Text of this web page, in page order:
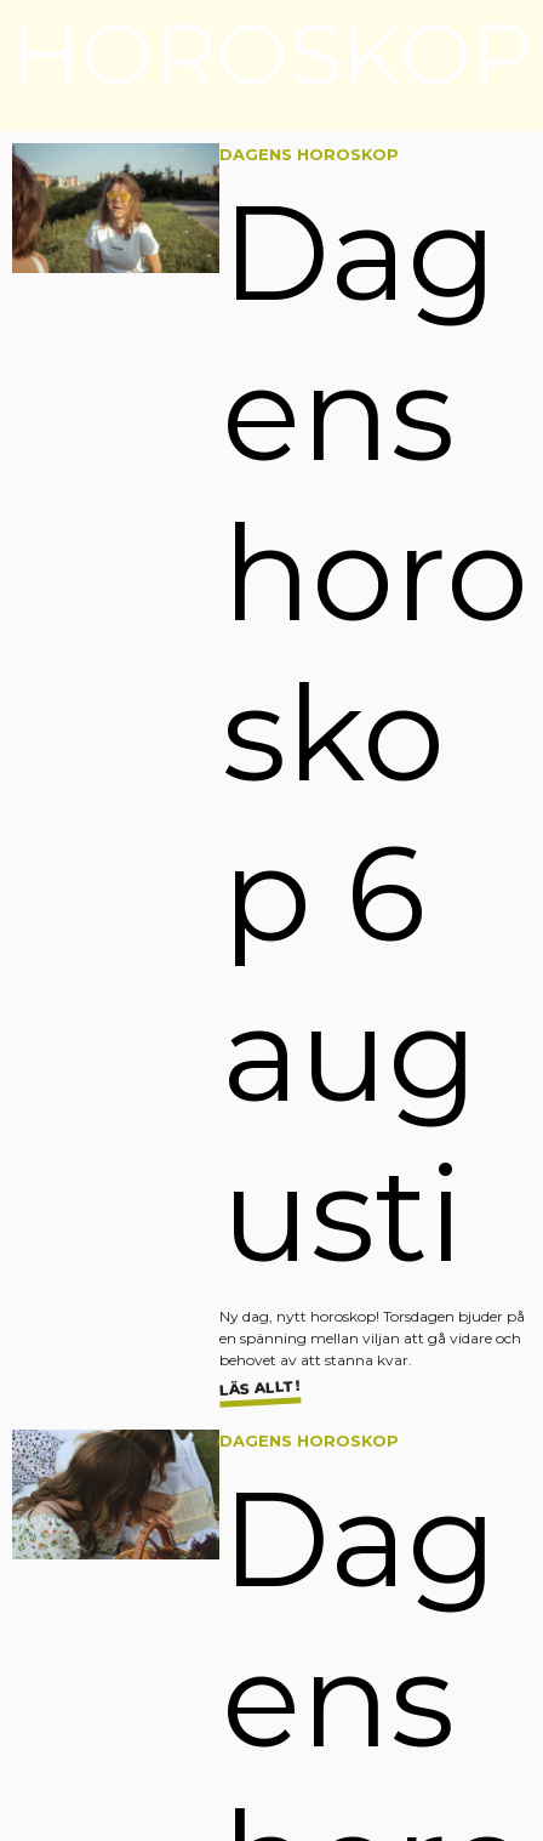
HOROSKOP
DAGENS HOROSKOP
Dag
ens
horo
sko
p 6
aug
usti
Ny dag, nytt horoskop! Torsdagen bjuder på
en spänning mellan viljan att gå vidare och
behovet av att stanna kvar.
LÄS ALLT!
DAGENS HOROSKOP
Dag
ens